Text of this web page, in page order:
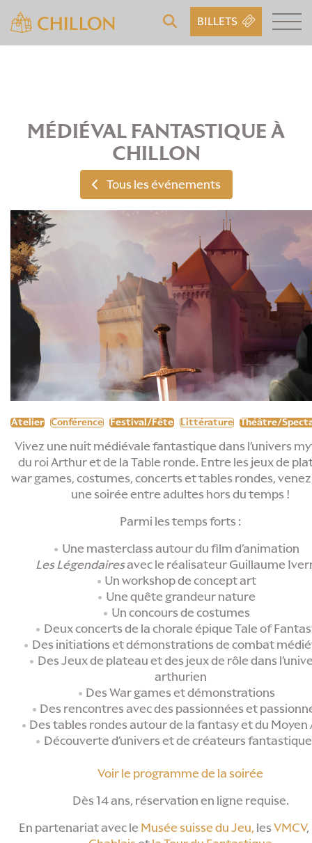
BILLETS
MÉDIÉVAL FANTASTIQUE À
CHILLON
Tous les événements
Atelier Conférence Festival/Fête Littérature Théâtre/
Vivez une nuit médiévale fantastique dans l’univers
du roi Arthur et de la Table ronde. Entre les jeux de
war games, costumes, concerts et tables rondes,
une soirée entre adultes hors du temps !
Parmi les temps forts :
Une masterclass autour du film d’animation
Les Légendairesavec le réalisateur Guillaume
Un workshop de concept art
Une quête grandeur nature
Un concours de costumes
Deux concerts de la chorale épique Tale of
Des initiations et démonstrations de combat
Des Jeux de plateau et des jeux de rôle dans
arthurien
Des War games et démonstrations
Des rencontres avec des passionnées et
Des tables rondes autour de la fantasy et du Moyen
Découverte d’univers et de créateurs
Voir le programme de la soirée
Dès 14 ans, réservation en ligne requise.
En partenariat avec le Musée suisse du Jeu,les VMCV,